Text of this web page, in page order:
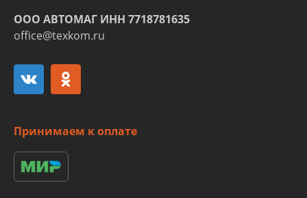
ООО АВТОМАГ ИНН 7718781635
office@texkom.ru
Принимаем к оплате